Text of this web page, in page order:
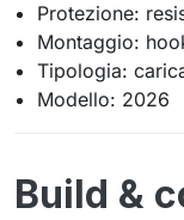
Protezione:
Montaggio:
Tipologia:
Modello: 2026
Build &